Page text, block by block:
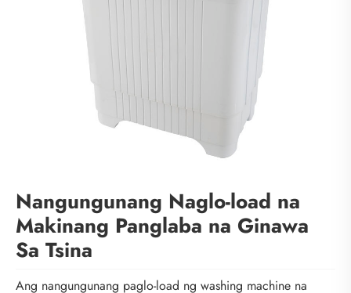
Nangungunang Naglo-load na
Makinang Panglaba na Ginawa
Sa Tsina
Ang nangungunang paglo-load ng washing machine na